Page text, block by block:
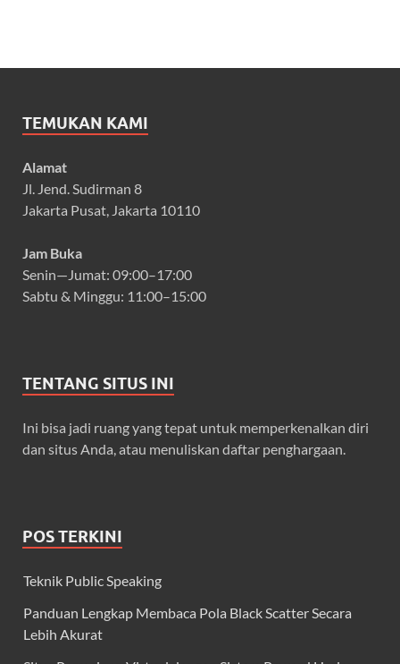
TEMUKAN KAMI
Alamat
Jl. Jend. Sudirman 8
Jakarta Pusat, Jakarta 10110
Jam Buka
Senin—Jumat: 09:00–17:00
Sabtu & Minggu: 11:00–15:00
TENTANG SITUS INI
Ini bisa jadi ruang yang tepat untuk memperkenalkan diri
dan situs Anda, atau menuliskan daftar penghargaan.
POS TERKINI
Teknik Public Speaking
Panduan Lengkap Membaca Pola Black Scatter Secara
Lebih Akurat